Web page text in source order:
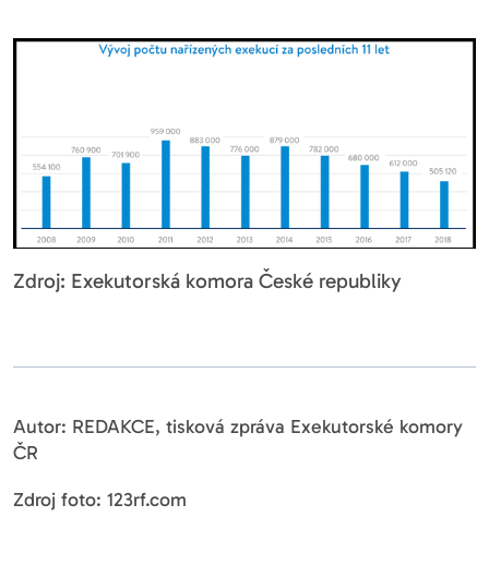
Zdroj: Exekutorská komora České republiky
Autor: REDAKCE, tisková zpráva Exekutorské komory
ČR
Zdroj foto: 123rf.com